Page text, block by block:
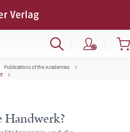
Publications of the Academies